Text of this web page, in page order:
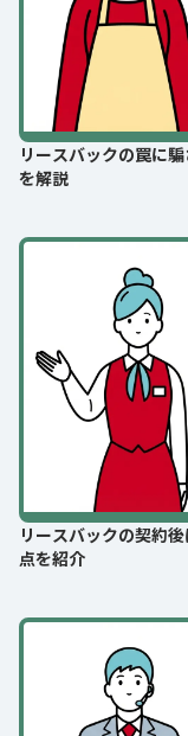
リースバックの罠に
を解説
リースバックの契約
点を紹介